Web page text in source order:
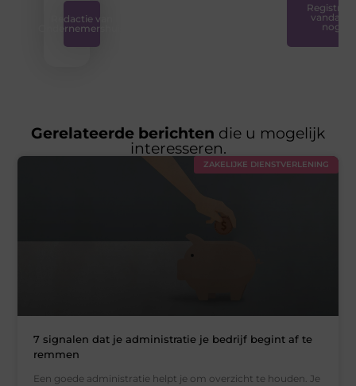
Redactie van
Ondernemershuis
Registreer
vandaag
nog
Gerelateerde berichten die u mogelijk
interesseren.
ZAKELIJKE DIENSTVERLENING
7 signalen dat je administratie je bedrijf begint af te
remmen
Een goede administratie helpt je om overzicht te houden. Je